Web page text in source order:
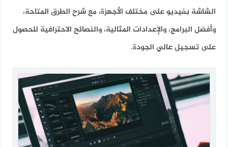
الشاشة بفيديو على مختلف الأجهزة، مع شرح الطرق المتاحة،
وأفضل البرامج، والإعدادات المثالية، والنصائح الاحترافية للحصول
على تسجيل عالي الجودة.